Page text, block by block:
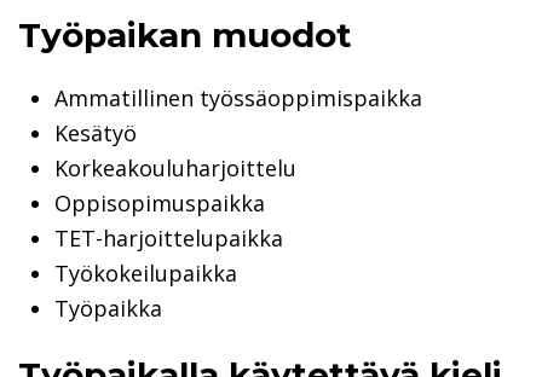
Työpaikan muodot
Ammatillinen työssäoppimispaikka
Kesätyö
Korkeakouluharjoittelu
Oppisopimuspaikka
TET-harjoittelupaikka
Työkokeilupaikka
Työpaikka